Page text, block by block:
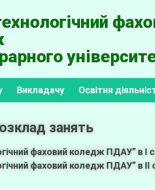
Викладачу Освітня
занять
фаховий коледж ПДАУ” в І
фаховий коледж ПДАУ” в ІІ